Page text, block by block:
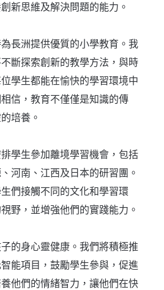
新思維及解決問題的能力。
長洲提供優質的小學教育。我
斷探索創新的教學方法，與時
學生都能在愉快的學習環境中
信，教育不僅僅是知識的傳
培養。
學生參加離境學習機會，包括
河南、江西及日本的研習團。
們接觸不同的文化和學習環
野，並增強他們的實踐能力。
的身心靈健康。我們將積極推
能項目，鼓勵學生參與，促進
他們的情緒智力，讓他們在快